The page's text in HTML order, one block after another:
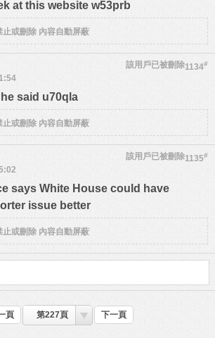
at this website w53prb
止或刪除 內容自動屏蔽
1134#
該用戶已被刪除
said u70qla
止或刪除 內容自動屏蔽
1135#
該用戶已被刪除
says White House could have
issue better
止或刪除 內容自動屏蔽
頁 第227頁 下一頁